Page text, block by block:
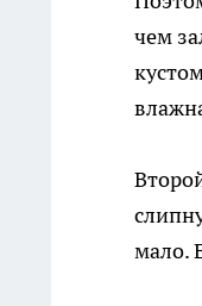
чем
мало.